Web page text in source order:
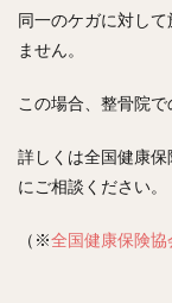
同一のケガに対し
ません。
この場合、整骨院
詳しくは全国健康
にご相談ください。
（※全国健康保険協